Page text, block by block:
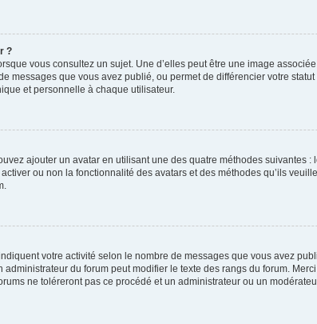
?
vous consultez un sujet. Une d’elles peut être une image
messages que vous avez publié, ou permet de différencier votre
et personnelle à chaque utilisateur.
ajouter un avatar en utilisant une des quatre méthodes suivantes
ou non la fonctionnalité des avatars et des méthodes qu’ils
votre activité selon le nombre de messages que vous avez
du forum peut modifier le texte des rangs du forum.
ne toléreront pas ce procédé et un administrateur ou un